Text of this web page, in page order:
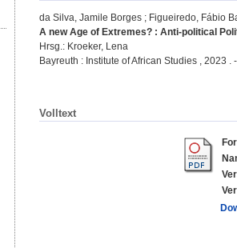
da Silva, Jamile Borges ; Figueiredo, Fábio
A new Age of Extremes? : Anti-political
Hrsg.: Kroeker, Lena
Bayreuth : Institute of African Studies , 2023
Volltext